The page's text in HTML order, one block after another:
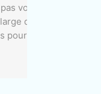
votre industrie?
que ne le permet
pour en savoir plus.